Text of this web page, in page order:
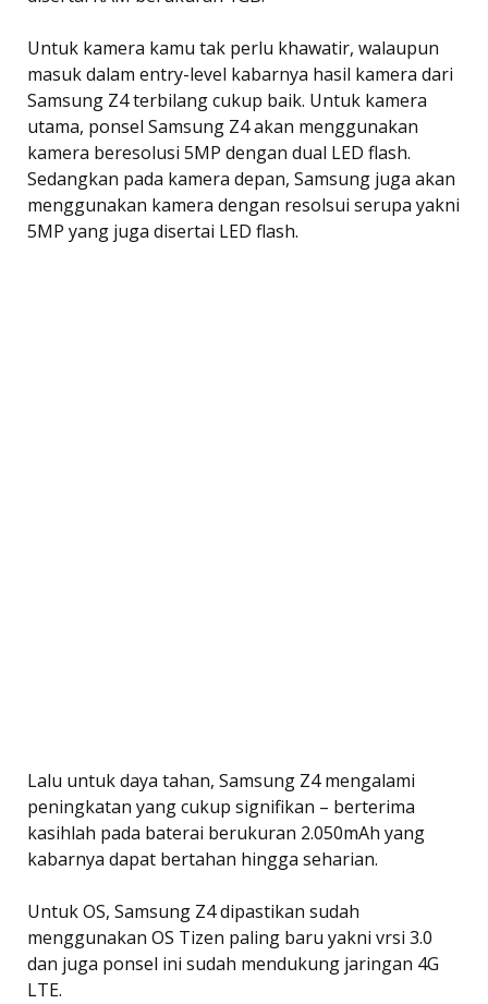
Untuk kamera kamu tak perlu khawatir, walaupun
masuk dalam entry-level kabarnya hasil kamera dari
Samsung Z4 terbilang cukup baik. Untuk kamera
utama, ponsel Samsung Z4 akan menggunakan
kamera beresolusi 5MP dengan dual LED flash.
Sedangkan pada kamera depan, Samsung juga akan
menggunakan kamera dengan resolsui serupa yakni
5MP yang juga disertai LED flash.
Lalu untuk daya tahan, Samsung Z4 mengalami
peningkatan yang cukup signifikan – berterima
kasihlah pada baterai berukuran 2.050mAh yang
kabarnya dapat bertahan hingga seharian.
Untuk OS, Samsung Z4 dipastikan sudah
menggunakan OS Tizen paling baru yakni vrsi 3.0
dan juga ponsel ini sudah mendukung jaringan 4G
LTE.